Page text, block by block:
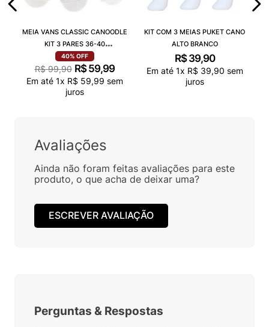
MEIA VANS CLASSIC CANOODLE
KIT 3 PARES 36-40
VN000QCAJU4
40% OFF
R$ 99,90 R$ 59,99
Em até 1x R$ 59,99 sem
juros
KIT COM 3 MEIAS PUKET CANO
ALTO BRANCO
R$ 39,90
Em até 1x R$ 39,90 sem
juros
Avaliações
Ainda não foram feitas avaliações para este
produto, o que acha de deixar uma?
ESCREVER AVALIAÇÃO
Perguntas & Respostas